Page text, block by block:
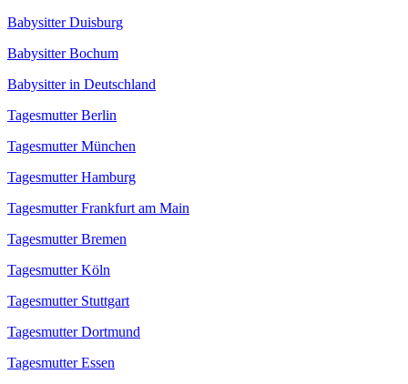
Babysitter Duisburg
Babysitter Bochum
Babysitter in Deutschland
Tagesmutter Berlin
Tagesmutter München
Tagesmutter Hamburg
Tagesmutter Frankfurt am Main
Tagesmutter Bremen
Tagesmutter Köln
Tagesmutter Stuttgart
Tagesmutter Dortmund
Tagesmutter Essen